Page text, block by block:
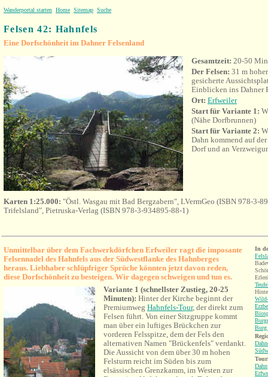
Wanderportal starten Home Sitemap Suche
Felsen 42: Hahnfels
Eine Dorfschönheit im Dahner Felsenland
Gesamtzeit: 20-50
Der Felsen: 31 m
gesicherte
Einblicken ins Dahner
Ort: Erfweiler
Start für Variante 1:
(Nähe Dorfbrunnen)
Start für Variante 2:
Dahn kommend auf
Dorf und an
Karten 1:25.000: "Östl. Wasgau mit Bad Bergzabern", LVermGeo (ISBN 978-3-
Trifelsland", Pietruska-Verlag (ISBN 978-3-934895-88-1)
Unmittelbar über dem Fachwerkdörfchen Erfweiler ragt die imposante
Felsennadel des Hahnfels aus der Südwestflanke des Hahnberges
heraus. Liebhaber schlüpfriger Sprüche könnten jetzt davon reden,
diese Dorfschönheit zu besteigen. Wir dagegen schweigen und tun es.
Variante 1 (schnellster Zustieg, 20-25
Minuten): Hinter der Kirche beginnt der
Premiumweg Hahnfels-Tour, der direkt zum
Felsen führt. Von einer Sitzgruppe kommt
man über ein luftiges Brückchen zur
vorderen Felsspitze, dem der Fels den
alternativen Namen "Brückenfels" verdankt.
Die Aussicht von dem über 30 m hohen
Felsturm reicht im Süden bis zum
elsässischen Grenzkamm, im Westen zur
In
Burg
Dahn